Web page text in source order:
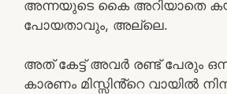
അന്നയുടെ കൈ അറിയാതെ
പോയതാവും, അല്ലെ.
അത് കേട്ട് അവർ രണ്ട് പേരും
കാരണം മിസ്സിൻ്റെ വായിൽ